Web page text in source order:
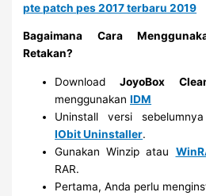
pte patch pes 2017 terbaru 2019
Bagaimana Cara
Retakan?
Download JoyoBox
menggunakanIDM
Uninstall versi
IObit Uninstaller.
Gunakan Winzip atau
RAR.
Pertama, Anda perlu